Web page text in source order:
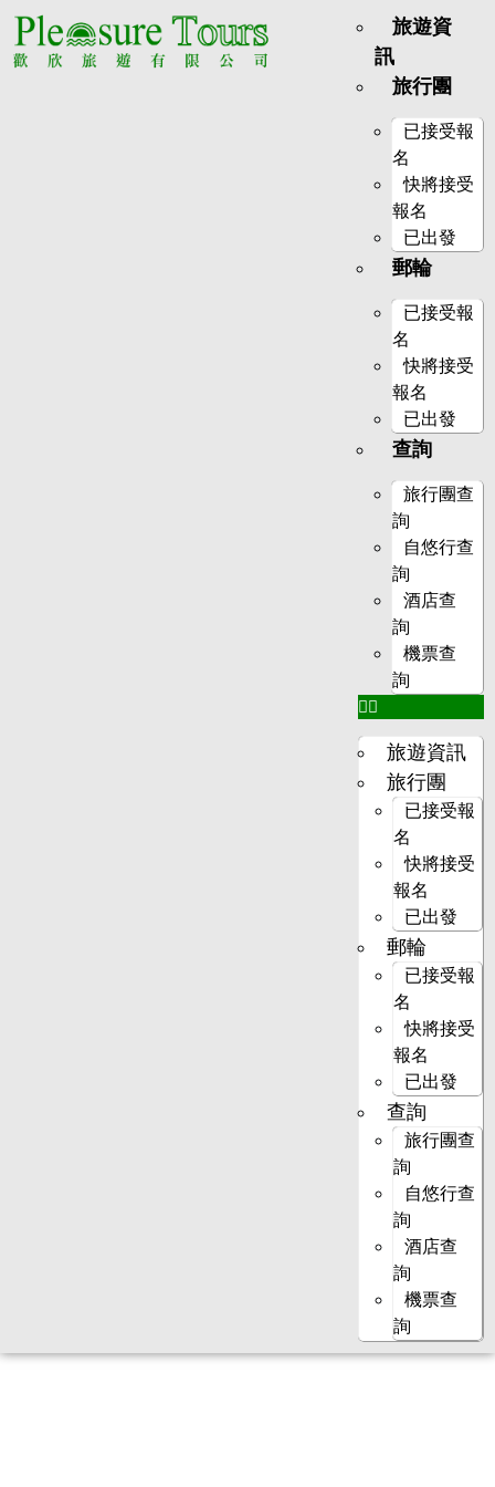
旅遊資
訊
旅行團
已接受報
名
快將接受
報名
已出發
郵輪
已接受報
名
快將接受
報名
已出發
查詢
旅行團查
詢
自悠行查
詢
酒店查
詢
機票查
詢
旅遊資訊
旅行團
已接受報
名
快將接受
報名
已出發
郵輪
已接受報
名
快將接受
報名
已出發
查詢
旅行團查
詢
自悠行查
詢
酒店查
詢
機票查
詢